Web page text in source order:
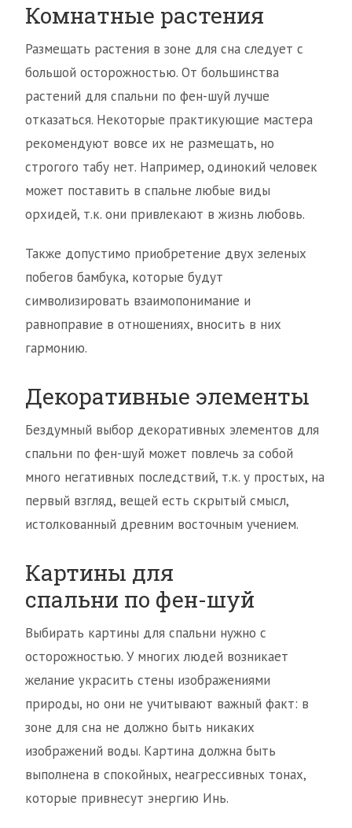
Комнатные растения
Размещать растения в зоне для сна следует с
большой осторожностью. От большинства
растений для спальни по фен-шуй лучше
отказаться. Некоторые практикующие мастера
рекомендуют вовсе их не размещать, но
строгого табу нет. Например, одинокий человек
может поставить в спальне любые виды
орхидей, т.к. они привлекают в жизнь любовь.
Также допустимо приобретение двух зеленых
побегов бамбука, которые будут
символизировать взаимопонимание и
равноправие в отношениях, вносить в них
гармонию.
Декоративные элементы
Бездумный выбор декоративных элементов для
спальни по фен-шуй может повлечь за собой
много негативных последствий, т.к. у простых, на
первый взгляд, вещей есть скрытый смысл,
истолкованный древним восточным учением.
Картины для
спальни по фен-шуй
Выбирать картины для спальни нужно с
осторожностью. У многих людей возникает
желание украсить стены изображениями
природы, но они не учитывают важный факт: в
зоне для сна не должно быть никаких
изображений воды. Картина должна быть
выполнена в спокойных, неагрессивных тонах,
которые привнесут энергию Инь.